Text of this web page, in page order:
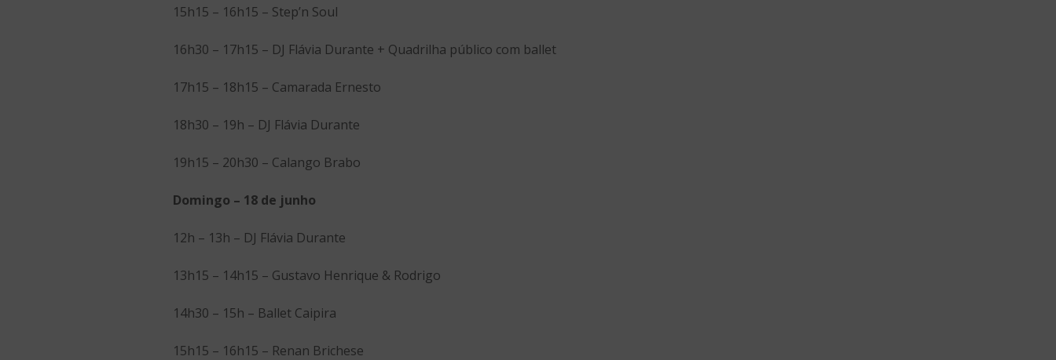
15h15 – 16h15 – Step’n Soul
16h30 – 17h15 – DJ Flávia Durante + Quadrilha público com ballet
17h15 – 18h15 – Camarada Ernesto
18h30 – 19h – DJ Flávia Durante
19h15 – 20h30 – Calango Brabo
Domingo – 18 de junho
12h – 13h – DJ Flávia Durante
13h15 – 14h15 – Gustavo Henrique & Rodrigo
14h30 – 15h – Ballet Caipira
15h15 – 16h15 – Renan Brichese